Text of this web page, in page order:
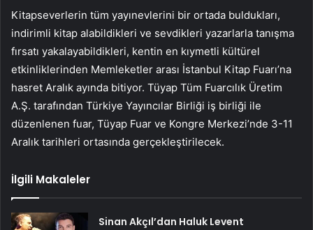
Kitapseverlerin tüm yayınevlerini bir ortada buldukları,
indirimli kitap alabildikleri ve sevdikleri yazarlarla tanışma
fırsatı yakalayabildikleri, kentin en kıymetli kültürel
etkinliklerinden Memleketler arası İstanbul Kitap Fuarı’na
hasret Aralık ayında bitiyor. Tüyap Tüm Fuarcılık Üretim
A.Ş. tarafından Türkiye Yayıncılar Birliği iş birliği ile
düzenlenen fuar, Tüyap Fuar ve Kongre Merkezi’nde 3-11
Aralık tarihleri ortasında gerçekleştirilecek.
İlgili Makaleler
Sinan Akçıl’dan Haluk Levent